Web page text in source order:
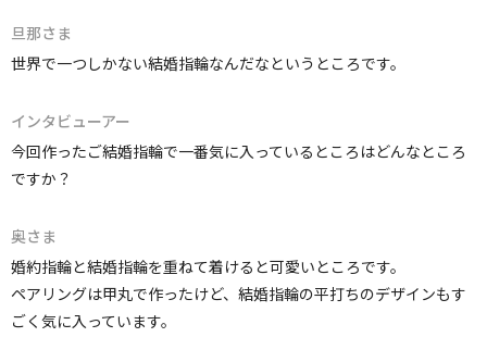
旦那さま
世界で一つしかない結婚指輪なんだなというところです。
インタビューアー
今回作ったご結婚指輪で一番気に入っているところはどんなところ
ですか？
奥さま
婚約指輪と結婚指輪を重ねて着けると可愛いところです。
ペアリングは甲丸で作ったけど、結婚指輪の平打ちのデザインもす
ごく気に入っています。